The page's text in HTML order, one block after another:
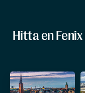
Hitta en